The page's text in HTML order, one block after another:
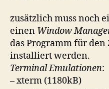
zusätzlich muss noch
einen Window
das Programm für
installiert werden.
Terminal Emulationen:
– xterm (1180kB)